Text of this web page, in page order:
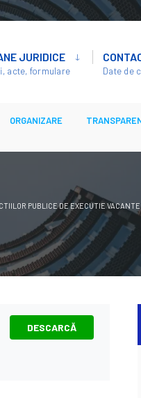
JURIDICE
acte, formulare Date de
ORGANIZARE
PUBLICE DE EXECUTIE VACANTE
DESCARCĂ